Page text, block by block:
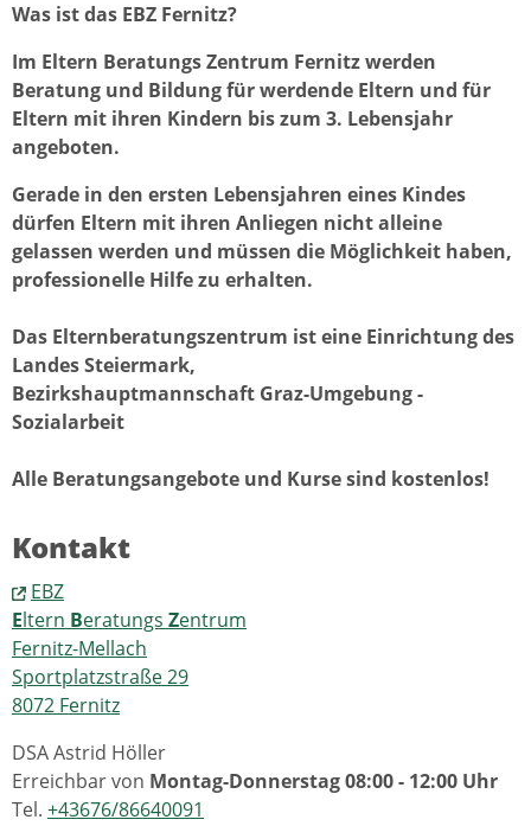
Was ist das EBZ Fernitz?
Im Eltern Beratungs Zentrum Fernitz werden
Beratung und Bildung für werdende Eltern und für
Eltern mit ihren Kindern bis zum 3. Lebensjahr
angeboten.
Gerade in den ersten Lebensjahren eines Kindes
dürfen Eltern mit ihren Anliegen nicht alleine
gelassen werden und müssen die Möglichkeit haben,
professionelle Hilfe zu erhalten.
Das Elternberatungszentrum ist eine Einrichtung des
Landes Steiermark,
Bezirkshauptmannschaft Graz-Umgebung -
Sozialarbeit
Alle Beratungsangebote und Kurse sind kostenlos!
Kontakt
EBZ
Eltern Beratungs Zentrum
Fernitz-Mellach
Sportplatzstraße 29
8072 Fernitz
DSA Astrid Höller
Erreichbar von Montag-Donnerstag 08:00 - 12:00 Uhr
Tel. +43676/86640091